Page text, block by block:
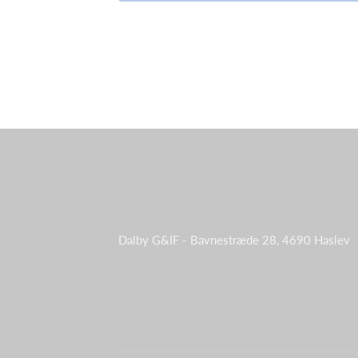
Dalby G&IF - Bavnestræde 28, 4690 Haslev